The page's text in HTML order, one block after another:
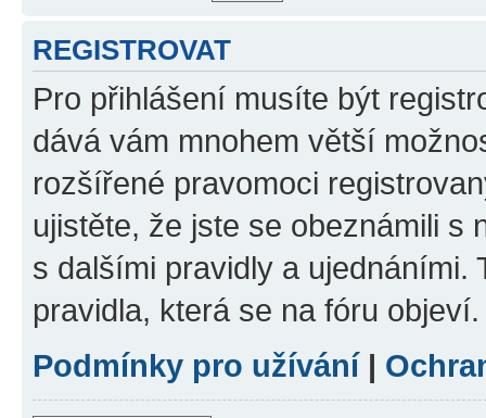
REGISTROVAT
Pro přihlášení musíte být
dává vám mnohem větší
rozšířené pravomoci
ujistěte, že jste se obeznámili s
s dalšími pravidly a ujednáními.
pravidla, která se na fóru objeví.
Podmínky pro užívání |